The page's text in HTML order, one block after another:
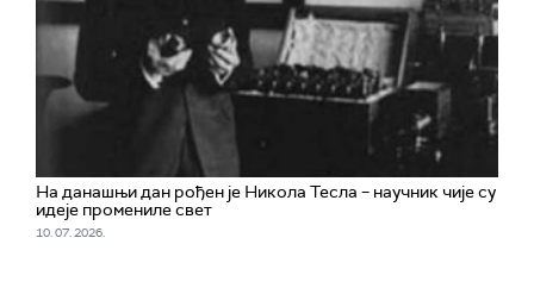
На данашњи дан рођен је Никола Тесла – научник чије су
идеје промениле свет
10. 07. 2026.